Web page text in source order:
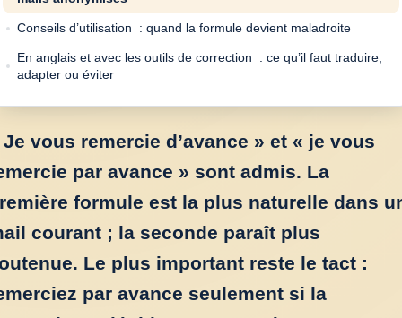
Conseils d’utilisation : quand la formule devient maladroite
En anglais et avec les outils de correction : ce qu’il faut traduire,
adapter ou éviter
Je vous remercie d’avance » et « je vous
par avance » sont admis. La
formule est la plus naturelle dans
courant ; la seconde paraît plus
Le plus important reste le tact :
par avance seulement si la